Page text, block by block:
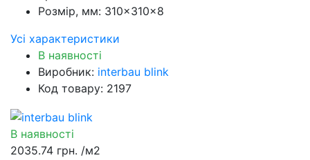
Розмір, мм: 310×310×8
Усі характеристики
В наявності
Виробник: interbau blink
Код товару: 2197
В наявності
2035.74 грн. /м2